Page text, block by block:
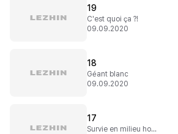
19
C'est quoi ça ?!
09.09.2020
18
Géant blanc
09.09.2020
17
Survie en milieu hostile